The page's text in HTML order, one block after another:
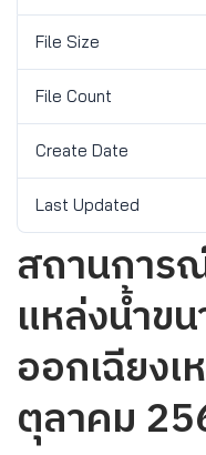
File Size
File Count
Create Date
Last Updated
สถานการ
แหล่งน้ำข
ออกเฉียง
ตุลาคม